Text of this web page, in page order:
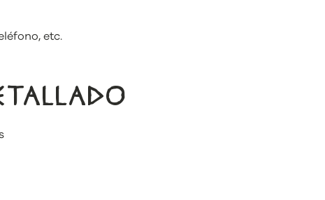
etc.